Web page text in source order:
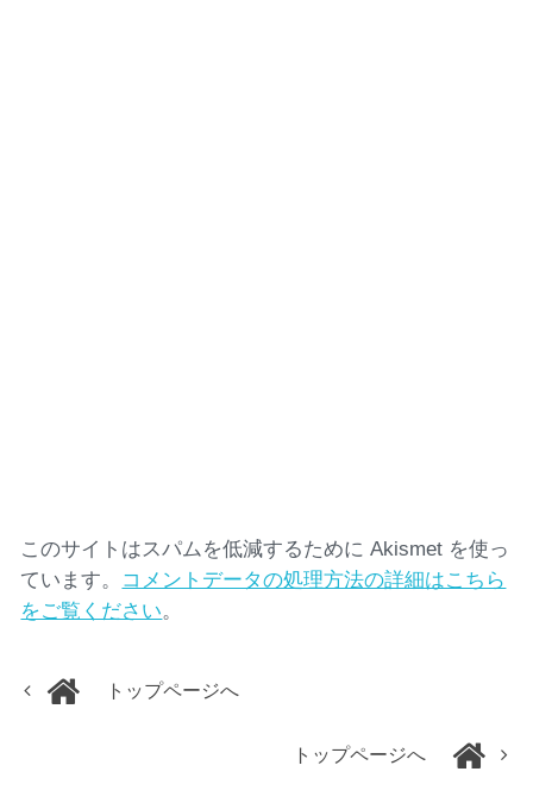
このサイトはスパムを低減するために Akismet を使っ
ています。 コメントデータの処理方法の詳細はこちら
をご覧ください。
トップページへ
トップページへ